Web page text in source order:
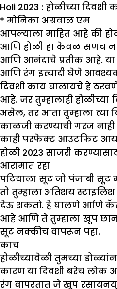
Holi 2023 : होळीच्या
* मोनिका अग्रवाल एम
आपल्याला माहित आहे की
आणि होळी हा केवळ सणच
आणि आनंदाचे प्रतीक आहे. या
आणि रंग इत्यादी घेणे आवश्यक
दिवशी काय घालायचे हे
आहे. जर तुम्हालाही होळीच्या
असेल, तर आता तुम्हाला त्या
काळजी करण्याची गरज
काही परफेक्ट आउटफिट
होळी 2023 साजरी
आरामात रहा
पटियाला सूट जो पंजाबी
तो तुम्हाला अतिशय
देऊ शकतो. हे घालणे आणि
आहे आणि ते तुम्हाला खूप
सूट नक्कीच वापरून पहा.
काच
होळीच्यावेळी तुमच्या
कारण या दिवशी बरेच लोक
रंग वापरतात जे खूप